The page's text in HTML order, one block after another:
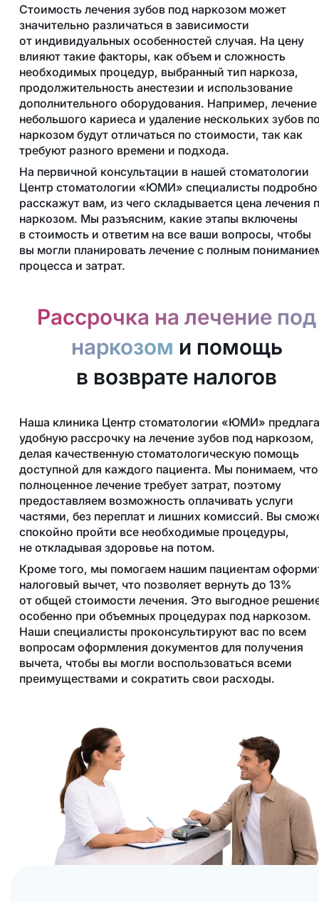
Стоимость лечения зубов под наркозом может
значительно различаться в зависимости
от индивидуальных особенностей случая. На цену
влияют такие факторы, как объем и сложность
необходимых процедур, выбранный тип наркоза,
продолжительность анестезии и использование
дополнительного оборудования. Например, лечение
небольшого кариеса и удаление нескольких зубов
наркозом будут отличаться по стоимости, так как
требуют разного времени и подхода.
На первичной консультации в нашей стоматологии
Центр стоматологии «ЮМИ» специалисты подробно
расскажут вам, из чего складывается цена лечения
наркозом. Мы разъясним, какие этапы включены
в стоимость и ответим на все ваши вопросы, чтобы
вы могли планировать лечение с полным
процесса и затрат.
Рассрочка на лечение под
наркозом и помощь
в возврате налогов
Наша клиника Центр стоматологии «ЮМИ»
удобную рассрочку на лечение зубов под наркозом,
делая качественную стоматологическую помощь
доступной для каждого пациента. Мы понимаем, что
полноценное лечение требует затрат, поэтому
предоставляем возможность оплачивать услуги
частями, без переплат и лишних комиссий. Вы
спокойно пройти все необходимые процедуры,
не откладывая здоровье на потом.
Кроме того, мы помогаем нашим пациентам
налоговый вычет, что позволяет вернуть до 13%
от общей стоимости лечения. Это выгодное
особенно при объемных процедурах под наркозом.
Наши специалисты проконсультируют вас по всем
вопросам оформления документов для получения
вычета, чтобы вы могли воспользоваться всеми
преимуществами и сократить свои расходы.